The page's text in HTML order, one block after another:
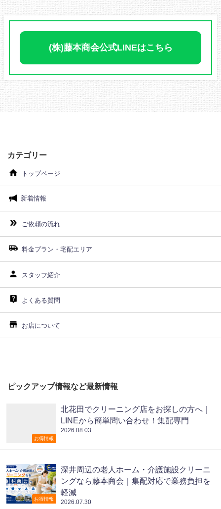
(株)藤本商会公式LINEはこちら
カテゴリー
トップページ
新着情報
ご依頼の流れ
料金プラン・宅配エリア
スタッフ紹介
よくある質問
お店について
ピックアップ情報など最新情報
お得情報
北花田でクリーニング店をお探しの方へ｜
LINEから簡単問い合わせ！集配専門
2026.08.03
お得情報
深井周辺の老人ホーム・介護施設クリーニ
ングなら藤本商会｜集配対応で業務負担を
軽減
2026.07.30